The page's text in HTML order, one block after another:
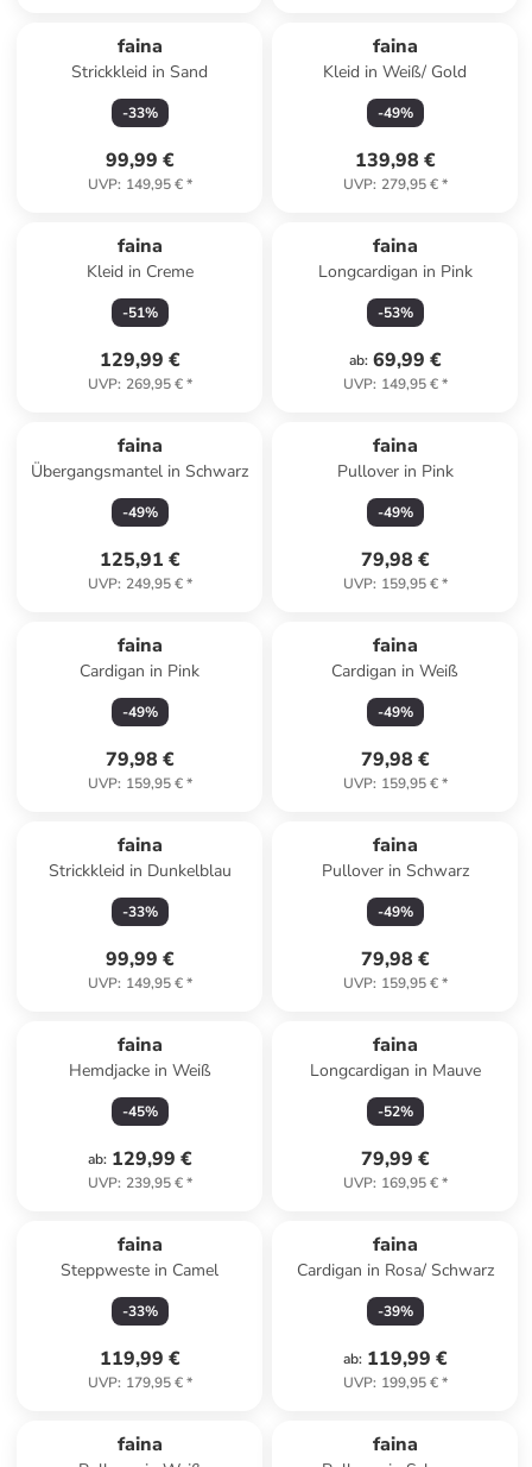
faina
Strickkleid in Sand
-33%
99,99 €
UVP: 149,95 €*
faina
Kleid in Weiß/ Gold
-49%
139,98 €
UVP: 279,95 €*
faina
Kleid in Creme
-51%
129,99 €
UVP: 269,95 €*
faina
Longcardigan in Pink
-53%
ab: 69,99 €
UVP: 149,95 €*
faina
Übergangsmantel in Schwarz
-49%
125,91 €
UVP: 249,95 €*
faina
Pullover in Pink
-49%
79,98 €
UVP: 159,95 €*
faina
Cardigan in Pink
-49%
79,98 €
UVP: 159,95 €*
faina
Cardigan in Weiß
-49%
79,98 €
UVP: 159,95 €*
faina
Strickkleid in Dunkelblau
-33%
99,99 €
UVP: 149,95 €*
faina
Pullover in Schwarz
-49%
79,98 €
UVP: 159,95 €*
faina
Hemdjacke in Weiß
-45%
ab: 129,99 €
UVP: 239,95 €*
faina
Longcardigan in Mauve
-52%
79,99 €
UVP: 169,95 €*
faina
Steppweste in Camel
-33%
119,99 €
UVP: 179,95 €*
faina
Cardigan in Rosa/ Schwarz
-39%
ab: 119,99 €
UVP: 199,95 €*
faina faina